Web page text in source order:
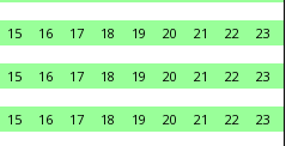
15 16 17 18 19 20 21 22 23
15 16 17 18 19 20 21 22 23
15 16 17 18 19 20 21 22 23